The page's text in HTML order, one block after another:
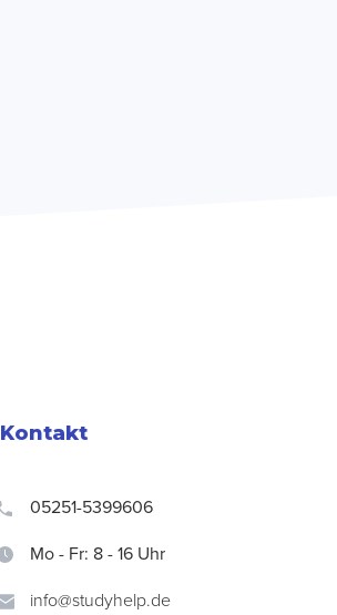
Kontakt
05251-5399606
Mo - Fr: 8 - 16 Uhr
info@studyhelp.de